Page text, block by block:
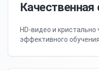
Качественная
HD-видео и
эффективного обучения